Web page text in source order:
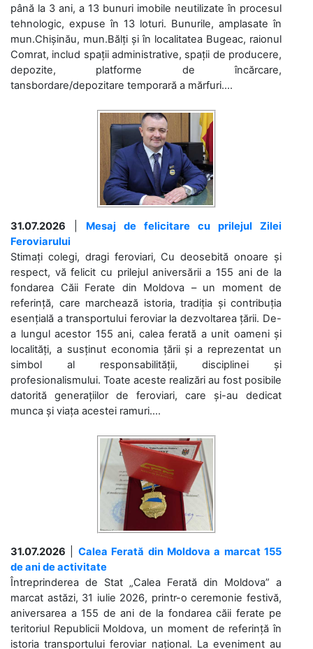
până la 3 ani, a 13 bunuri imobile neutilizate în procesul
tehnologic, expuse în 13 loturi. Bunurile, amplasate în
mun.Chișinău, mun.Bălți și în localitatea Bugeac, raionul
Comrat, includ spații administrative, spații de producere,
depozite, platforme de încărcare,
tansbordare/depozitare temporară a mărfuri....
31.07.2026
Mesaj de felicitare cu prilejul Zilei
Feroviarului
Stimați colegi, dragi feroviari, Cu deosebită onoare și
respect, vă felicit cu prilejul aniversării a 155 ani de la
fondarea Căii Ferate din Moldova – un moment de
referință, care marchează istoria, tradiția și contribuția
esențială a transportului feroviar la dezvoltarea țării. De-
a lungul acestor 155 ani, calea ferată a unit oameni și
localități, a susținut economia țării și a reprezentat un
simbol al responsabilității, disciplinei și
profesionalismului. Toate aceste realizări au fost posibile
datorită generațiilor de feroviari, care și-au dedicat
munca și viața acestei ramuri....
31.07.2026
Calea Ferată din Moldova a marcat 155
de ani de activitate
Întreprinderea de Stat „Calea Ferată din Moldova” a
marcat astăzi, 31 iulie 2026, printr-o ceremonie festivă,
aniversarea a 155 de ani de la fondarea căii ferate pe
teritoriul Republicii Moldova, un moment de referință în
istoria transportului feroviar național. La eveniment au